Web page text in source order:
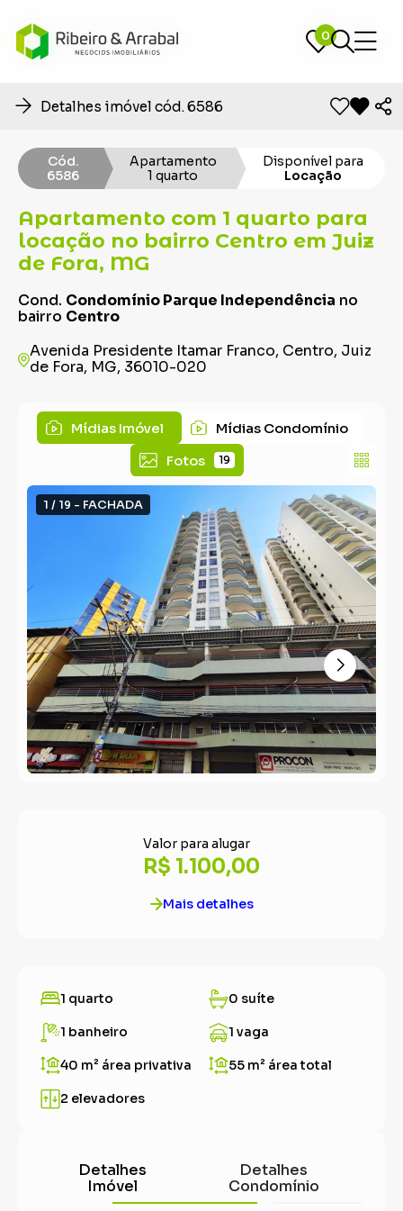
0
0
Detalhes imóvel cód. 6586
Cód.
6586
Apartamento
1 quarto
Disponível para
Locação
Apartamento com 1 quarto para
locação no bairro Centro em Juiz
de Fora, MG
Cond. Condomínio Parque Independência no
bairro Centro
Avenida Presidente Itamar Franco, Centro, Juiz
de Fora, MG, 36010-020
Mídias Imóvel
Mídias Condomínio
Fotos
19
1 / 19 - FACHADA
Valor para alugar
R$ 1.100,00
Mais detalhes
1 quarto 0 suíte
1 banheiro 1 vaga
40 m² área privativa 55 m² área total
2 elevadores
Detalhes
Imóvel
Detalhes
Condomínio